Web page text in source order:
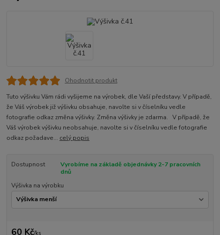
Ohodnotit produkt
Tuto výšivku Vám rádi vyšijeme na výrobek, dle Vaší představy. V případě,
že Váš výrobek již výšivku obsahuje, navolte si v číselníku vedle
fotografie odkaz změna výšivky. Změna výšivky je zdarma. V případě, že
Váš výrobek výšivku neobsahuje, navolte si v číselníku vedle fotografie
odkaz požadave... celý popis
Dostupnost
Vyrobíme na základě objednávky 2-7 pracovních
dnů
Výšivka na výrobku
60 Kč/ks